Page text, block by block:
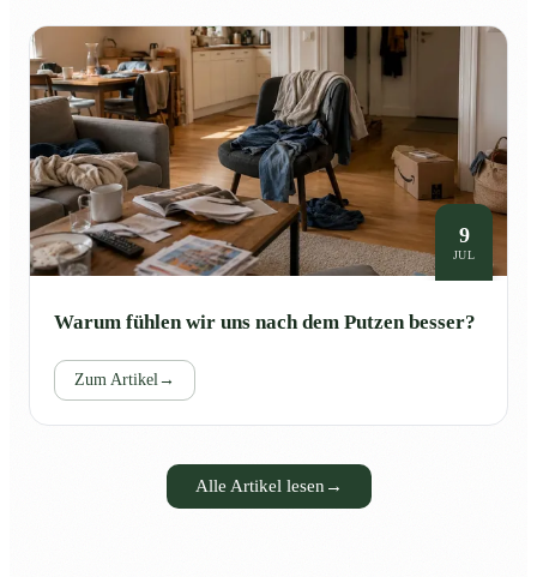
9
JUL
Warum fühlen wir uns nach dem Putzen besser?
Zum Artikel→
Alle Artikel lesen →